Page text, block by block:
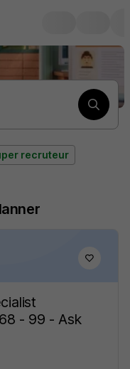
recruteur
- 99 - Ask